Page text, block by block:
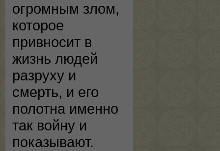
огромным злом,
которое
привносит в
жизнь людей
разруху и
смерть, и его
полотна именно
так войну и
показывают.